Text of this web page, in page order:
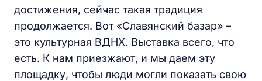
достижения, сейчас такая традиция
продолжается. Вот «Славянский базар» –
это культурная ВДНХ. Выставка всего, что
есть. К нам приезжают, и мы даем эту
площадку, чтобы люди могли показать свою